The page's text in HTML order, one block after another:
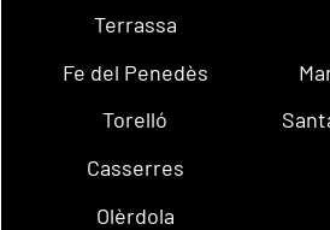
Terrassa
Fe del Penedès
Torelló
Casserres
Olèrdola